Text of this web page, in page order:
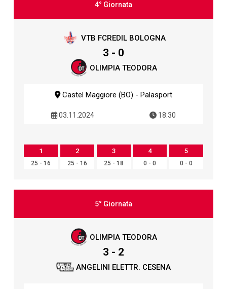
4° Giornata
VTB FCREDIL BOLOGNA
3 - 0
OLIMPIA TEODORA
Castel Maggiore (BO) - Palasport
03.11.2024 18:30
1
25 - 16
2
25 - 16
3
25 - 18
4
0 - 0
5
0 - 0
5° Giornata
OLIMPIA TEODORA
3 - 2
ANGELINI ELETTR. CESENA